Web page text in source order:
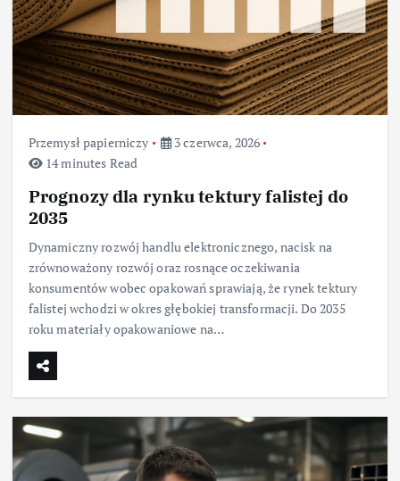
Przemysł papierniczy
3 czerwca, 2026
14 minutes Read
Prognozy dla rynku tektury falistej do
2035
Dynamiczny rozwój handlu elektronicznego, nacisk na
zrównoważony rozwój oraz rosnące oczekiwania
konsumentów wobec opakowań sprawiają, że rynek tektury
falistej wchodzi w okres głębokiej transformacji. Do 2035
roku materiały opakowaniowe na…